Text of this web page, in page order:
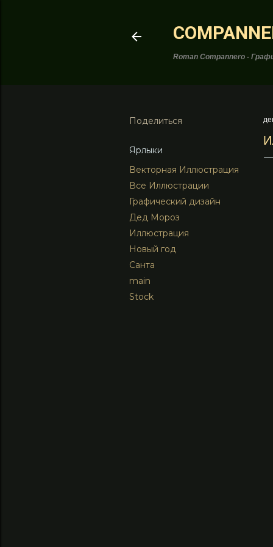
Roman Compannero -
Поделиться
Ярлыки
Векторная Иллюстрация
Все Иллюстрации
Графический дизайн
Дед Мороз
Иллюстрация
Новый год
Санта
main
Stock